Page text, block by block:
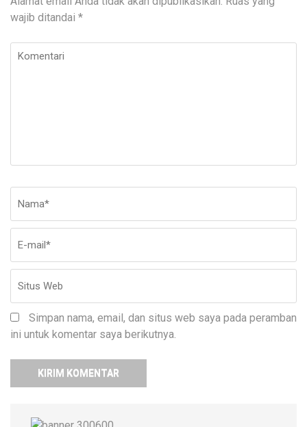
wajib ditandai *
Komentari
Simpan nama, email, dan situs web saya pada peramban
ini untuk komentar saya berikutnya.